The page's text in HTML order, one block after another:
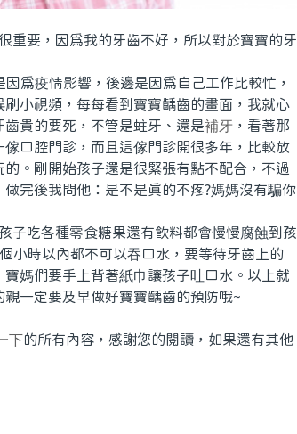
要，因為我的牙齒不好，所以對於寶寶的牙
為疫情影響，後邊是因為自己工作比較忙，
小視頻，每每看到寶寶齲齒的畫面，我就心
貴的要死，不管是蛀牙、還是補牙 ，看著那
口腔門診，而且這傢門診開很多年，比較放
。剛開始孩子還是很緊張有點不配合，不過
完後我問他：是不是真的不疼?媽媽沒有騙你
吃各種零食糖果還有飲料都會慢慢腐蝕到孩
小時以內都不可以吞口水，要等待牙齒上的
媽們要手上背著紙巾讓孩子吐口水。以上就
一定要及早做好寶寶齲齒的預防哦~
下 的所有內容，感謝您的閱讀，如果還有其他